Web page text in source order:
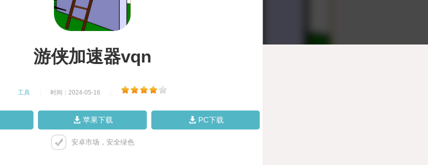
游侠加速器vqn
工具 时间：2024-05-16
苹果下载 PC下载
安卓市场，安全绿色